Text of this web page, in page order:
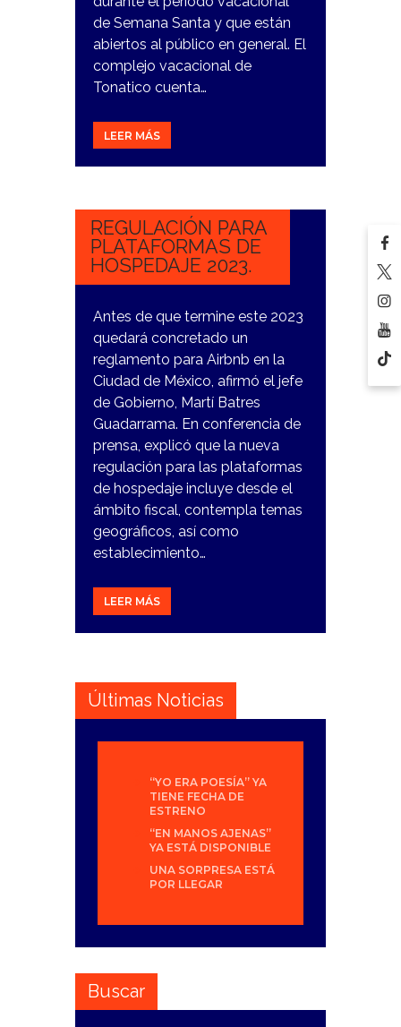
de Semana Santa y que están
abiertos al público en general. El
complejo vacacional de
Tonatico cuenta…
LEER MÁS
18
REGULACIÓN PARA
PLATAFORMAS DE
HOSPEDAJE 2023.
Antes de que termine este 2023
quedará concretado un
reglamento para Airbnb en la
Ciudad de México, afirmó el jefe
de Gobierno, Martí Batres
Guadarrama. En conferencia de
prensa, explicó que la nueva
regulación para las plataformas
de hospedaje incluye desde el
ámbito fiscal, contempla temas
geográficos, así como
establecimiento…
LEER MÁS
Últimas Noticias
“YO ERA POESÍA” YA
TIENE FECHA DE
ESTRENO
“EN MANOS AJENAS”
YA ESTÁ DISPONIBLE
UNA SORPRESA ESTÁ
POR LLEGAR
Buscar